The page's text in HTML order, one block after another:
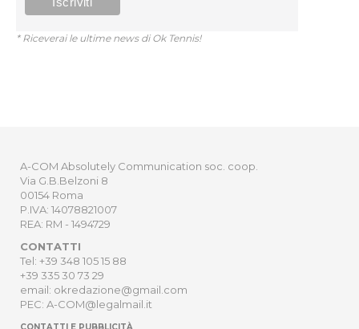
* Riceverai le ultime news di Ok Tennis!
A-COM Absolutely Communication soc. coop.
Via G.B.Belzoni 8
00154 Roma
P.IVA: 14078821007
REA: RM - 1494729
CONTATTI
Tel: +39 348 105 15 88
+39 335 30 73 29
email: okredazione@gmail.com
PEC: A-COM@legalmail.it
CONTATTI E PUBBLICITÀ